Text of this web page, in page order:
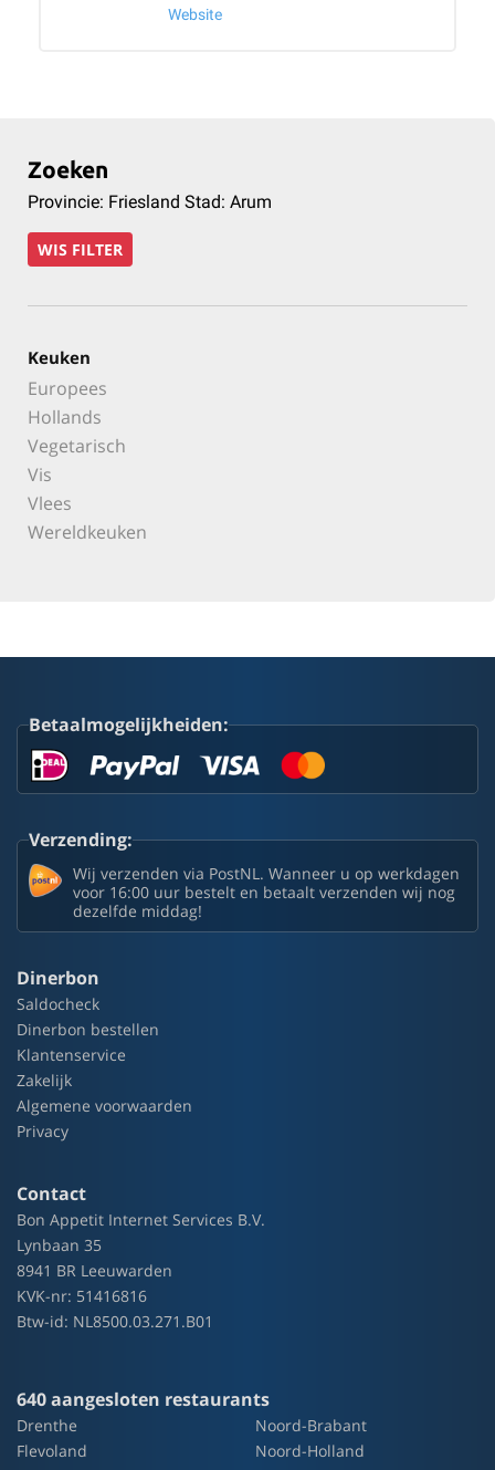
Website
Zoeken
Provincie: Friesland Stad: Arum
WIS FILTER
Keuken
Europees
Hollands
Vegetarisch
Vis
Vlees
Wereldkeuken
Betaalmogelijkheiden:
Verzending:
Wij verzenden via PostNL. Wanneer u op werkdagen
voor 16:00 uur bestelt en betaalt verzenden wij nog
dezelfde middag!
Dinerbon
Saldocheck
Dinerbon bestellen
Klantenservice
Zakelijk
Algemene voorwaarden
Privacy
Contact
Bon Appetit Internet Services B.V.
Lynbaan 35
8941 BR Leeuwarden
KVK-nr: 51416816
Btw-id: NL8500.03.271.B01
640 aangesloten restaurants
Drenthe
Flevoland
Noord-Brabant
Noord-Holland